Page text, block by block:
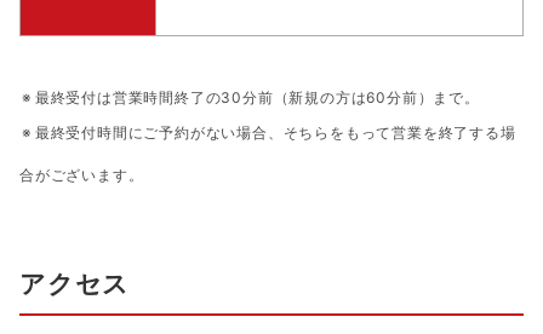
最終受付は営業時間終了の30分前（新規の方は60分前）まで。
最終受付時間にご予約がない場合、そちらをもって営業を終了する場
合がございます。
アクセス